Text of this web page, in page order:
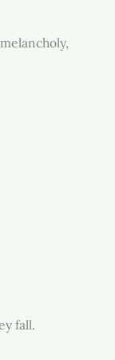
fall.